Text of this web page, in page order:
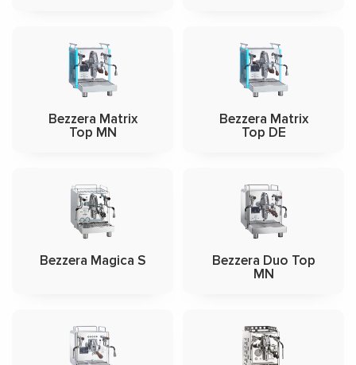
Bezzera Matrix
Top MN
Bezzera Matrix
Top DE
Bezzera Magica S
Bezzera Duo Top
MN